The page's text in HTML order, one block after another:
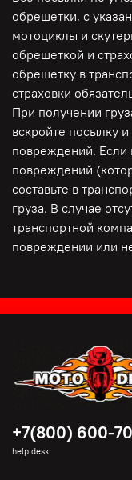
обрешетки, с
мотоциклы и
обрешеткой и
обрешетку в
страховки
При получении
вскройте посылку
повреждений. Если
повреждений
составьте в
груза. В случае
транспортной
повреждении или
+7(800) 600-
help desk